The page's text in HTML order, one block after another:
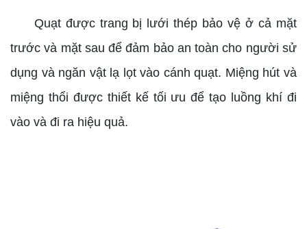
Quạt được trang bị lưới thép bảo vệ ở cả mặt
trước và mặt sau để đảm bảo an toàn cho người sử
dụng và ngăn vật lạ lọt vào cánh quạt. Miệng hút và
miệng thổi được thiết kế tối ưu để tạo luồng khí đi
vào và đi ra hiệu quả.